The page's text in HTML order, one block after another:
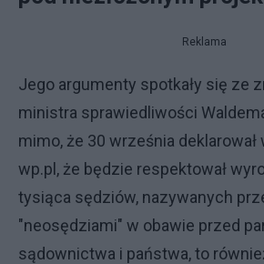
Reklama
Jego argumenty spotkały się ze
ministra sprawiedliwości
mimo, że 30 września
wp.pl, że będzie respektował
tysiąca sędziów, nazywanych
"neosędziami" w obawie przed
sądownictwa i państwa, to